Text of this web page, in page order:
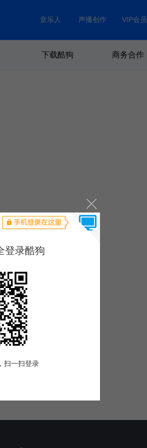
音乐人 声播创作 VIP会员
下载酷狗 商务合作